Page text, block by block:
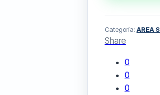
Categoría: AREA
Share
0
0
0